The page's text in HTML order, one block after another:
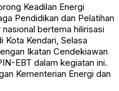
Keadilan Energi
Pendidikan dan Pelatihan
bertema hilirisasi
Kota Kendari, Selasa
Ikatan Cendekiawan
EBT dalam kegiatan ini.
Kementerian Energi dan